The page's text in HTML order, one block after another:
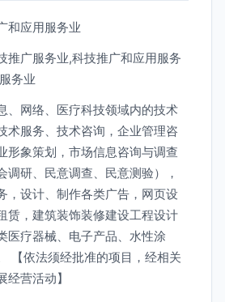
和应用服务业
推广服务业,科技推广和应用服务
务业
、网络、医疗科技领域内的技术
术服务、技术咨询，企业管理咨
形象策划，市场信息咨询与调查
调研、民意调查、民意测验），
，设计、制作各类广告，网页设
赁，建筑装饰装修建设工程设计
医疗器械、电子产品、水性涂
【依法须经批准的项目，经相关
营活动】